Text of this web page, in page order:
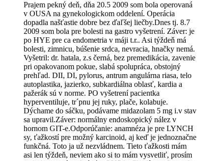
Prajem pekný deň, dňa 20.5 2009 som bola operovaná
v OUSA na gynekologickom oddelení. Operácia
dopadla našťastie dobre bez ďaľšej liečby.Dnes tj. 8.7
2009 som bola pre bolesti na gastro vyšetrení. Záver: je
po HYE pre ca endometria v máji t.r.. Asi týždeň má
bolesti, zimnicu, búšenie srdca, nevracia, hnačky nemá.
Vyšetril: dr. hatala, z.s černá, bez premedikácia, zavenie
pri opakovanom pokue, slabá spolupráca, obstojný
prehľad. DII, DI, pylorus, antrum angulárna riasa, telo
autoplastika, jazierko, subkardiálna oblasť, kardia a
pažerák sú v norme. PO vyšetrení pacientka
hyperventiluje, tr´pnu jej ruky, plače, kolabuje.
Dýchame do sáčku, podávame midazolam 5 mg i.v stav
sa upravil.Záver: normálny endoskopický nález v
hornom GIT-e.Odporúčanie: anamnéza je pre LYNCH
sy, ťažkostí pre možný karcinoid, aj keď je jednoznačne
funkčná. Toto ja už nezvládnem. Tieto ťažkosti mám
asi len týždeň, neviem ako si to mám vysvetliť, prosím